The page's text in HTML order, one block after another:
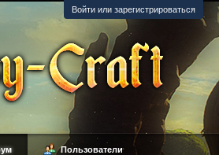
Войти или зарегистрироваться
Пользователи